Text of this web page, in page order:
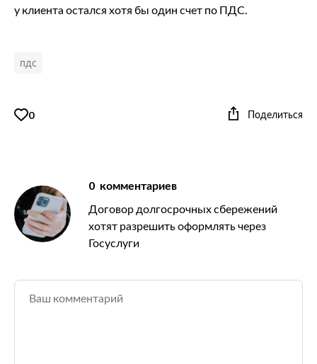
у клиента остался хотя бы один счет по ПДС.
пдс
0 Поделиться
0 комментариев
Договор долгосрочных сбережений
хотят разрешить оформлять через
Госуслуги